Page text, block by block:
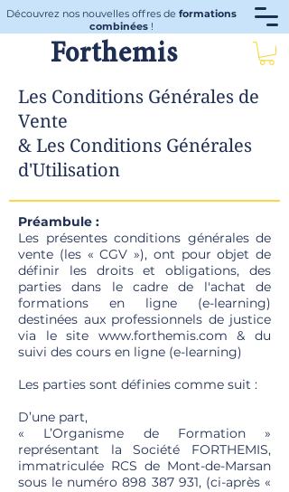
Découvrez nos nouvelles offres de formations
combinées!
Forthemis
Les Conditions Générales de
Vente
& Les Conditions Générales
d'Utilisation
Préambule :
Les présentes conditions générales de
vente (les « CGV »), ont pour objet de
définir les droits et obligations, des
parties dans le cadre de l'achat de
formations en ligne (e-learning)
destinées aux professionnels de justice
via le site www.forthemis.com & du
suivi des cours en ligne (e-learning)
Les parties sont définies comme suit :
D’une part,
« L’Organisme de Formation »
représentant la Société FORTHEMIS,
immatriculée RCS de Mont-de-Marsan
sous le numéro898 387 931, (ci-après «